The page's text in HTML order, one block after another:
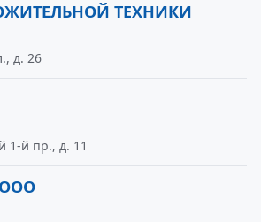
ТЕХНИКИ
д. 26
1-й пр., д. 11